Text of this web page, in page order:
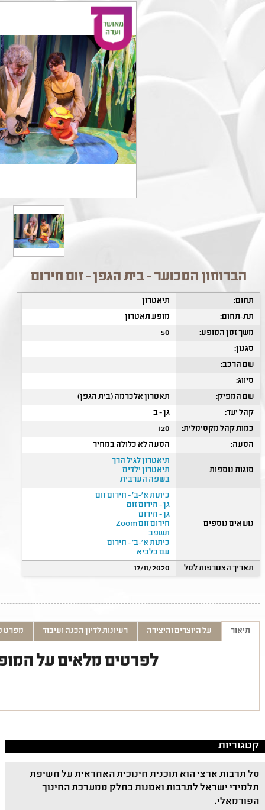
הברווזון המכוער - בית הגפן - זום חירום
תחום:
תיאטרון
תת-תחום:
מופע תאטרון
משך זמן המופע:
50
סגנון:
שם הרכב:
סיווג:
שם המפיק:
תאטרון אלכרמה (בית הגפן)
קהל יעד:
גן - ב
כמות קהל מקסימלית:
120
הסעה:
הסעה לא כלולה במחיר
סוגות נוספות
תיאטרון לגיל הרך
תיאטרון ילדים
בשפה הערבית
נושאים נוספים
כיתות א'-ב' - חירום זום
גן - חירום זום
גן - חירום
חירום זום Zoom
תשפב
כיתות א'-ב' - חירום
עם כלביא
תאריך הצטרפות לסל
17/11/2020
תיאור על היוצרים והיצירה רעיונות לדיון הכנה ועיבוד מפרט
לפרטים מלאים על
קטגוריות
סל תרבות ארצי הוא תוכנית חינוכית האחראית על חשיפת
תלמידי ישראל לתרבות ואמנות כחלק ממערכת החינוך
הפורמאלי.